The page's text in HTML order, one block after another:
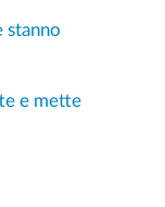
stanno
e mette